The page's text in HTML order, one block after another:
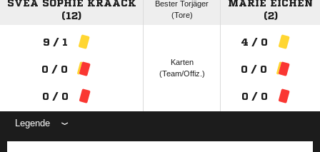
SVEA SOPHIE KRAACK
(12)
Bester Torjäger
(Tore)
MARIE EICHEN
(2)
9 / 1
0 / 0
0 / 0
Karten
(Team/Offiz.)
4 / 0
0 / 0
0 / 0
Legende
ANZEIGE